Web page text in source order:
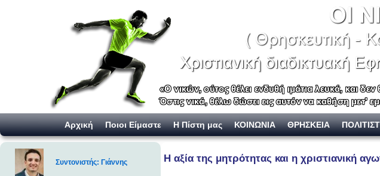
Skip to primary content
Skip to secondary content
Αρχική Ποιοι Είμαστε Η Πίστη μας ΚΟΙΝΩΝΙΑ ΘΡΗΣΚΕΙΑ
Συντονιστής: Γιάννης Η αξία της μητρότητας και η χριστιανική